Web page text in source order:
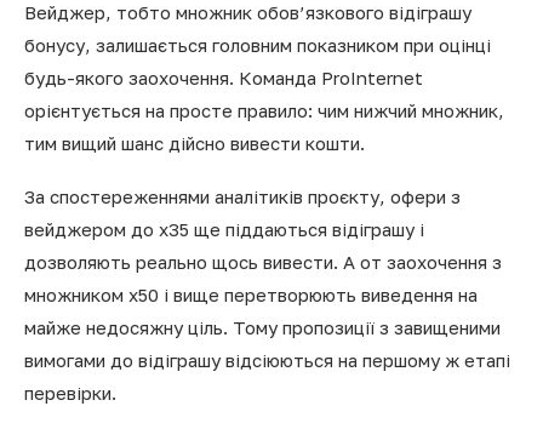
Вейджер, тобто множник обов’язкового відіграшу
бонусу, залишається головним показником при оцінці
будь-якого заохочення. Команда ProInternet
орієнтується на просте правило: чим нижчий множник,
тим вищий шанс дійсно вивести кошти.
За спостереженнями аналітиків проєкту, офери з
вейджером до x35 ще піддаються відіграшу і
дозволяють реально щось вивести. А от заохочення з
множником x50 і вище перетворюють виведення на
майже недосяжну ціль. Тому пропозиції з завищеними
вимогами до відіграшу відсіюються на першому ж етапі
перевірки.